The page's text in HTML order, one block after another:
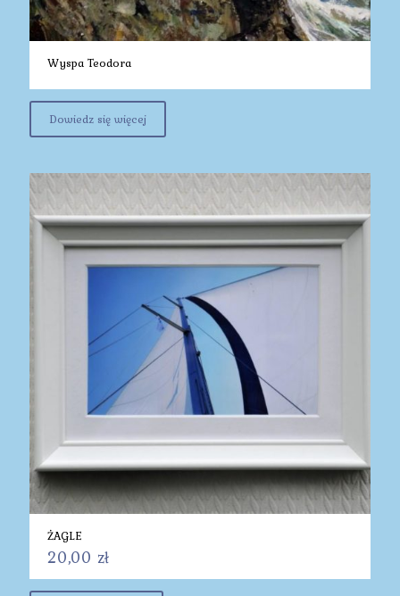
Wyspa Teodora
Dowiedz się więcej
ŻAGLE
20,00 zł